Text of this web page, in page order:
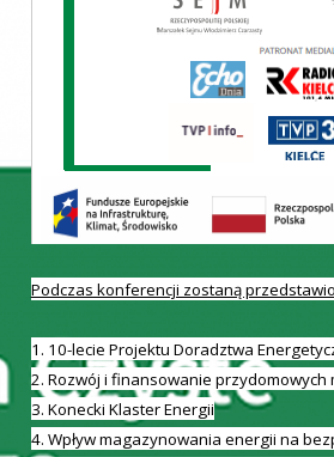
Podczas konferencji zostaną
1. 10-lecie Projektu Doradztwa
2. Rozwój i finansowanie
3. Konecki Klaster Energii
4. Wpływ magazynowania energii na